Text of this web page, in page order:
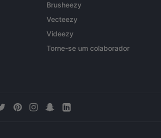
Brusheezy
Vecteezy
Videezy
Torne-se um colaborador